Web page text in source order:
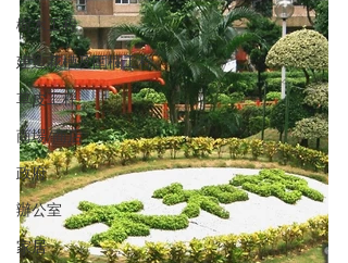
樹木工程
建造花槽及圍欄工程
草皮工程
商場/商店
政府
辦公室
家居